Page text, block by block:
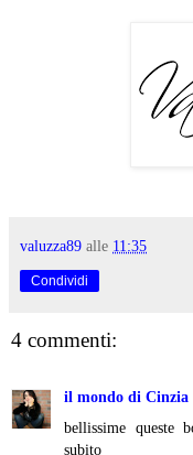
valuzza89 alle 11:35
Condividi
4 commenti:
il mondo di Cinzia
bellissime queste
subito